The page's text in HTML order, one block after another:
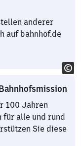
anderer
auf bahnhof.de
100 Jahren
für alle und rund
Sie diese